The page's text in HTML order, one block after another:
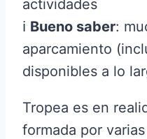
actividades
ℹ️ Bueno saber:
aparcamiento
disponibles a lo
Tropea es en
formada por